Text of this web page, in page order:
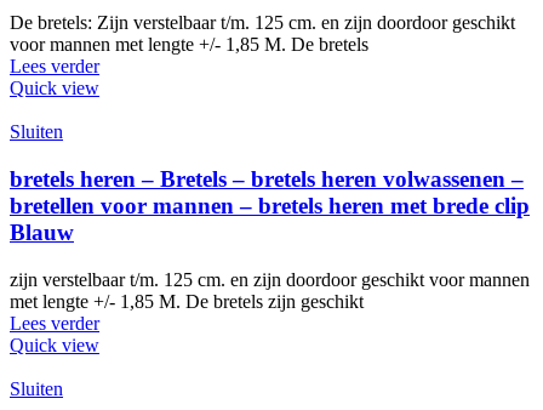
De bretels: Zijn verstelbaar t/m. 125 cm. en zijn doordoor geschikt
voor mannen met lengte +/- 1,85 M. De bretels
Lees verder
Quick view
Sluiten
bretels heren – Bretels – bretels heren volwassenen –
bretellen voor mannen – bretels heren met brede clip
Blauw
zijn verstelbaar t/m. 125 cm. en zijn doordoor geschikt voor mannen
met lengte +/- 1,85 M. De bretels zijn geschikt
Lees verder
Quick view
Sluiten